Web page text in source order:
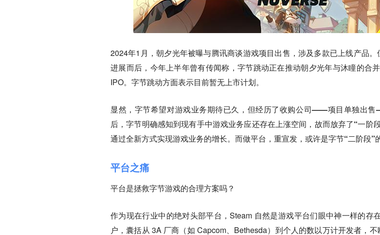
2024年1月，朝夕光年被曝与腾讯商谈游戏项目出售，涉及多款已上线产品
进展而后，今年上半年曾有传闻称，字节跳动正在推动朝夕光年与沐瞳的合
IPO。字节跳动方面表示目前暂无上市计划。
显然，字节希望对游戏业务期待已久，但经历了收购公司——项目单独出
后，字节明确感知到现有手中游戏业务应还存在上涨空间，故而放弃了“一阶
通过全新方式实现游戏业务的增长。而做平台，重宣发，或许是字节“二阶段”
平台之痛
平台是拯救字节游戏的合理方案吗？
作为现在行业中的绝对头部平台，Steam 自然是游戏平台们眼中神一样的存
户，囊括从 3A 厂商（如 Capcom、Bethesda）到个人的数以万计开发者，